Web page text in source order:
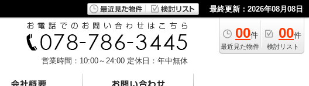
最終更新：2026年08月08日
00件
最近見た物件
00件
検討リスト
営業時間：10:00～24:00 定休日：年中無休